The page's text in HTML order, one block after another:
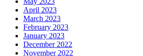
April 2023
March 2023
February 2023
January 2023
December 2022
November 2022